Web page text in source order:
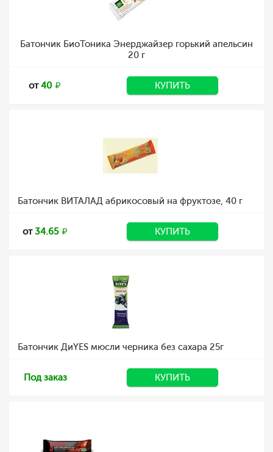
Батончик БиоТоника Энерджайзер горький апельсин
20 г
от40 КУПИТЬ
Батончик ВИТАЛАД абрикосовый на фруктозе, 40 г
от34.65 КУПИТЬ
Батончик ДиYES мюсли черника без сахара 25г
Под заказ КУПИТЬ